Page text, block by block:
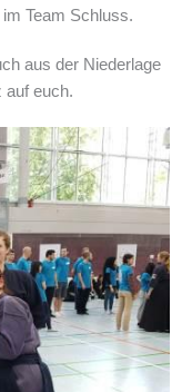
Team Schluss.
aus der Niederlage
auf euch.